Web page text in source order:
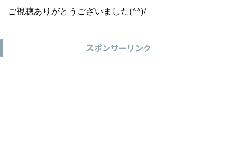
ご視聴ありがとうございました(^^)/
スポンサーリンク